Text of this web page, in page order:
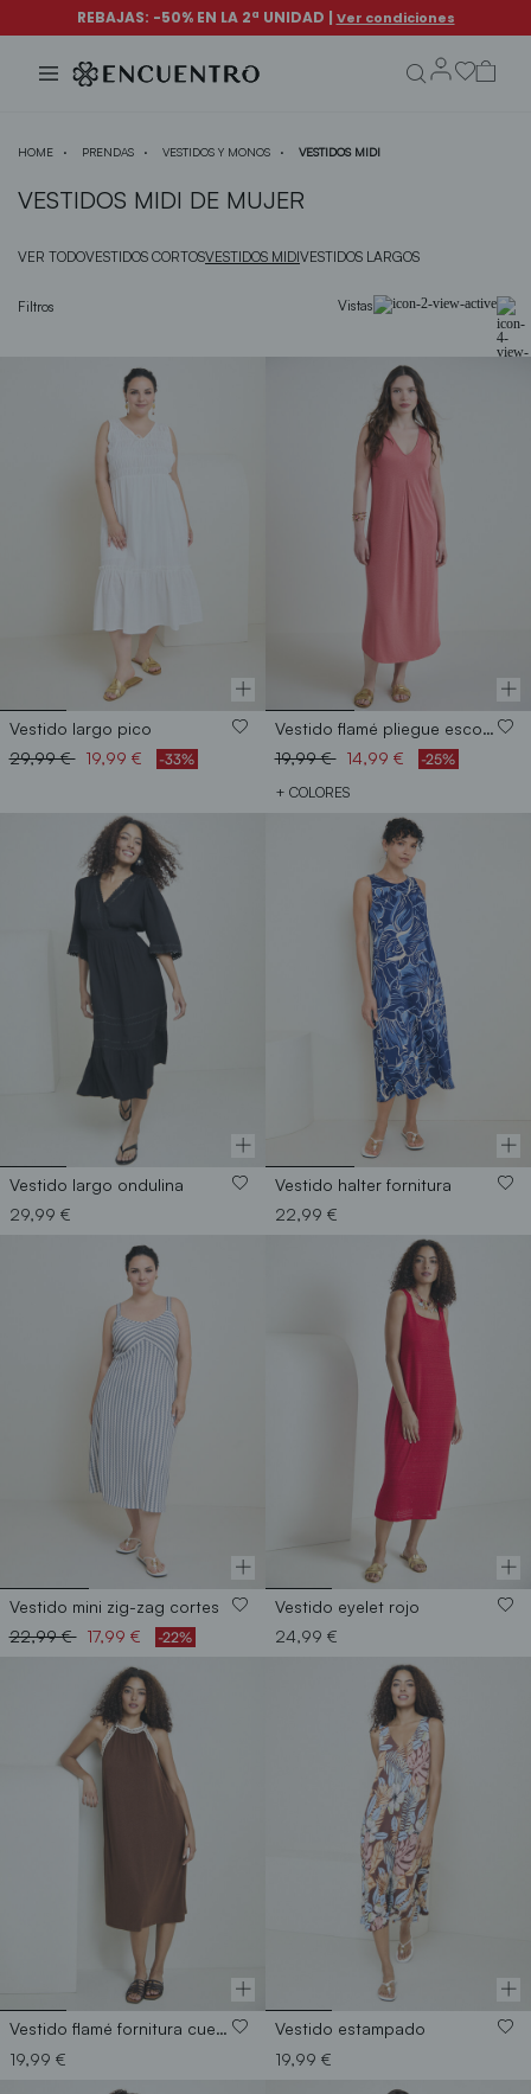
HOME PRENDAS VESTIDOS Y MONOS VESTIDOS MIDI
VESTIDOS MIDI DE MUJER
VER TODOVESTIDOS CORTOSVESTIDOS MIDIVESTIDOS LARGOS
Filtros Vistas
Vestido largo pico
Price reduced from
29,99 €to19,99 € -33%
Vestido flamé pliegue escote
Price reduced from
19,99 €to14,99 €
-25%
+ COLORES
Vestido largo ondulina
29,99 €
Vestido halter fornitura
22,99 €
Vestido mini zig-zag cortes
Price reduced from
22,99 €to17,99 € -22%
Vestido eyelet rojo
24,99 €
Vestido flamé fornitura cuello
19,99 €
Vestido estampado
19,99 €